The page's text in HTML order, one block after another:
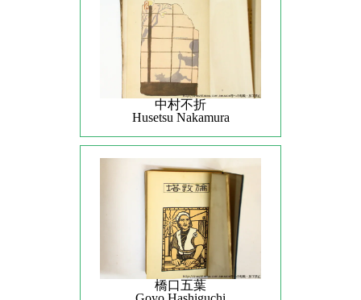
中村不折
Husetsu Nakamura
橋口五葉